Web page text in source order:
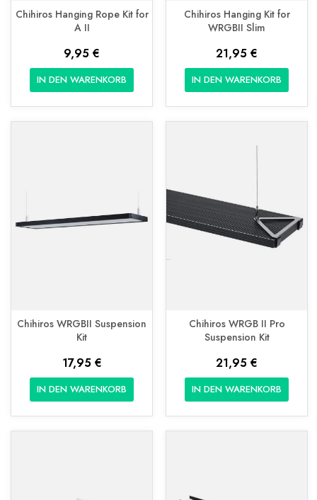
Chihiros Hanging Rope Kit for
A II
9,95 €
IN DEN WARENKORB
Chihiros Hanging Kit for
WRGBII Slim
21,95 €
IN DEN WARENKORB
Chihiros WRGBII Suspension
Kit
17,95 €
IN DEN WARENKORB
Chihiros WRGB II Pro
Suspension Kit
21,95 €
IN DEN WARENKORB